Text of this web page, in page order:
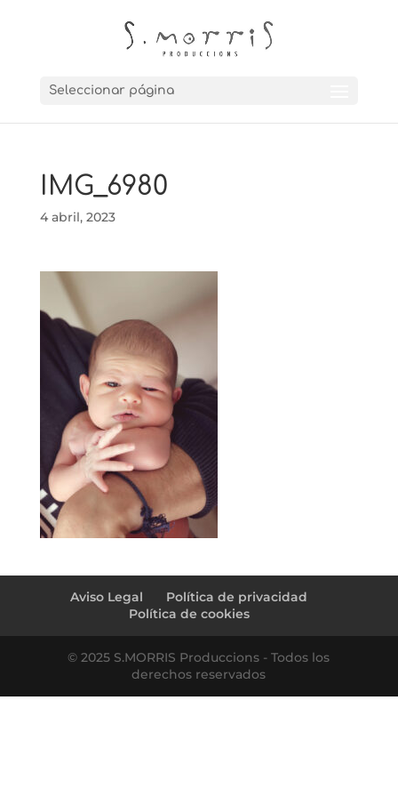
Seleccionar página
IMG_6980
4 abril, 2023
Aviso Legal
Política de privacidad
Política de cookies
© 2025 S.MORRIS Produccions - Todos los
derechos reservados